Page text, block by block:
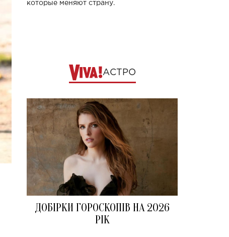
которые меняют страну.
АСТРО
ДОБІРКИ ГОРОСКОПІВ НА 2026
РІК